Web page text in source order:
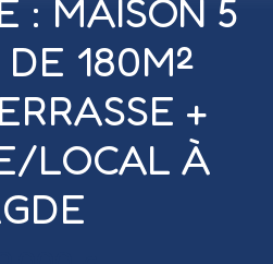
: MAISON 5
DE 180M²
+
LOCAL À